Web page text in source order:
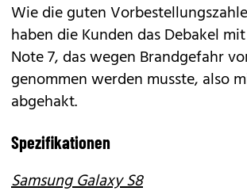
Wie die guten
haben die Kunden das Debakel
Note 7, das wegen Brandgefahr
genommen werden musste, also
abgehakt.
Spezifikationen
Samsung Galaxy S8